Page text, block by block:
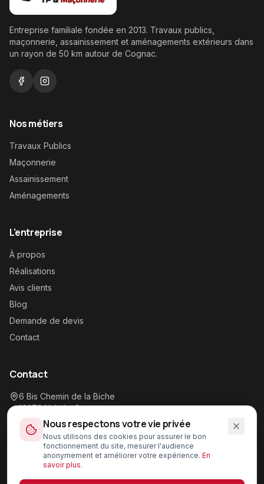
Entreprise familiale fondée en 2013. Travaux publics,
maçonnerie, assainissement et aménagements extérieurs dans
un rayon de 50 km autour de Cognac.
Nos métiers
Travaux Publics
Maçonnerie
Assainissement
Aménagements
L'entreprise
À propos
Réalisations
Avis clients
Blog
Demande de devis
Contact
Contact
6 Bis Chemin de la Biche
16370 Val-de-Cognac
06 76 94 49 72
contact@vinsonneau.com
Nous respectons votre vie privée
Nous utilisons des cookies pour assurer le bon
fonctionnement du site, mesurer l'audience
anonymement et améliorer votre expérience. En
savoir plus.